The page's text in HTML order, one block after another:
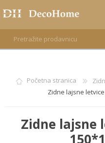
REGISTRUJTE SE
Početna stranica
Zidne lajsne
Zidne lajsne